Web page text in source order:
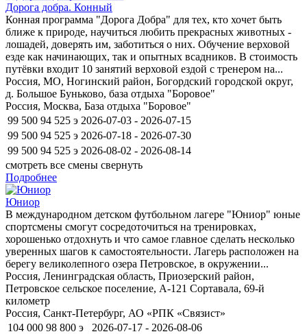
Дорога добра. Конный
Конная программа "Дорога Добра" для тех, кто хочет быть
ближе к природе, научиться любить прекрасных животных -
лошадей, доверять им, заботиться о них. Обучение верховой
езде как начинающих, так и опытных всадников. В стоимость
путёвки входит 10 занятий верховой ездой с тренером на...
Россия, МО, Ногинский район, Богордский городской округ,
д. Большое Буньково, база отдыха "Боровое"
Россия, Москва, База отдыха "Боровое"
99 500 94 525 э 2026-07-03 - 2026-07-15
99 500 94 525 э 2026-07-18 - 2026-07-30
99 500 94 525 э 2026-08-02 - 2026-08-14
смотреть все смены свернуть
Подробнее
Юниор
В международном детском футбольном лагере "Юниор" юные
спортсмены смогут сосредоточиться на тренировках,
хорошенько отдохнуть и что самое главное сделать несколько
уверенных шагов к самостоятельности. Лагерь расположен на
берегу великолепного озера Петровское, в окружении...
Россия, Ленинградская область, Приозерский район,
Петровское сельское поселение, А-121 Сортавала, 69-й
километр
Россия, Санкт-Петербург, АО «РПК «Связист»
104 000 98 800 э
2026-07-17 - 2026-08-06